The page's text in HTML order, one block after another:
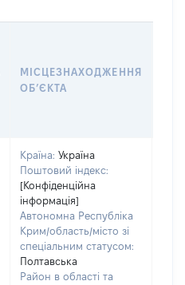
МІСЦЕЗНАХОДЖЕННЯ
ОБʼЄКТА
Країна: Україна
Поштовий індекс:
[Конфіденційна
інформація]
Автономна Республіка
Крим/область/місто зі
спеціальним статусом:
Полтавська
Район в області та